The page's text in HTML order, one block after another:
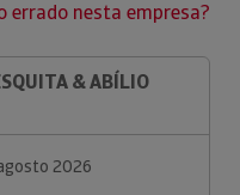
errado nesta empresa?
& ABÍLIO
2026